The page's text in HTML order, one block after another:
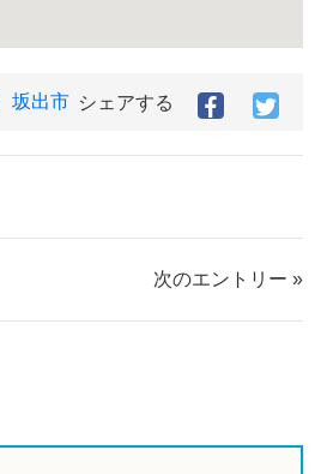
坂出市 シェアする
Facebook
シ
す
シ
す
次のエントリー »